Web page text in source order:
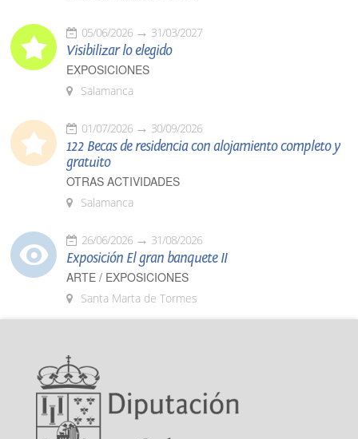
05/06/2026 31/03/2027
Visibilizar lo elegido
EXPOSICIONES
Salamanca
01/07/2026 30/09/2026
122 Becas de residencia con alojamiento completo y
gratuito
OTRAS ACTIVIDADES
Salamanca
26/06/2026 31/08/2026
Exposición El gran banquete II
ARTE / EXPOSICIONES
Santa Marta de Tormes